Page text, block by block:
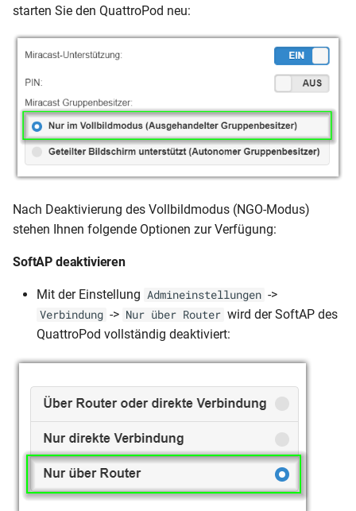
starten Sie den QuattroPod neu:
Nach Deaktivierung des Vollbildmodus (NGO-Modus)
stehen Ihnen folgende Optionen zur Verfügung:
SoftAP deaktivieren
Mit der Einstellung Admineinstellungen ->
Verbindung -> Nur über Router wird der SoftAP des
QuattroPod vollständig deaktiviert: